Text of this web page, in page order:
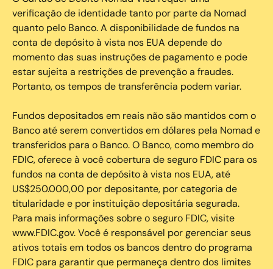
verificação de identidade tanto por parte da Nomad
quanto pelo Banco. A disponibilidade de fundos na
conta de depósito à vista nos EUA depende do
momento das suas instruções de pagamento e pode
estar sujeita a restrições de prevenção a fraudes.
Portanto, os tempos de transferência podem variar.
Fundos depositados em reais não são mantidos com o
Banco até serem convertidos em dólares pela Nomad e
transferidos para o Banco. O Banco, como membro do
FDIC, oferece à você cobertura de seguro FDIC para os
fundos na conta de depósito à vista nos EUA, até
US$250.000,00 por depositante, por categoria de
titularidade e por instituição depositária segurada.
Para mais informações sobre o seguro FDIC, visite
www.FDIC.gov. Você é responsável por gerenciar seus
ativos totais em todos os bancos dentro do programa
FDIC para garantir que permaneça dentro dos limites